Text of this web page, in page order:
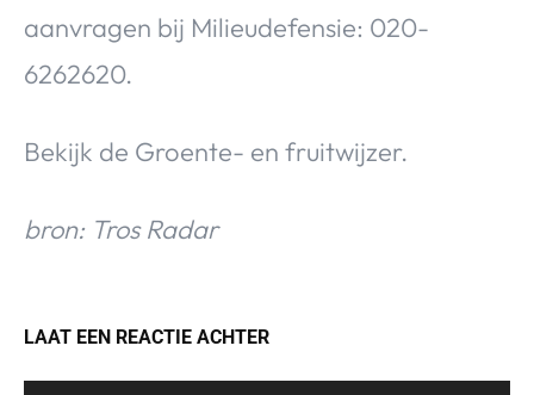
aanvragen bij Milieudefensie: 020-
6262620.
Bekijk de Groente- en fruitwijzer.
bron: Tros Radar
LAAT EEN REACTIE ACHTER